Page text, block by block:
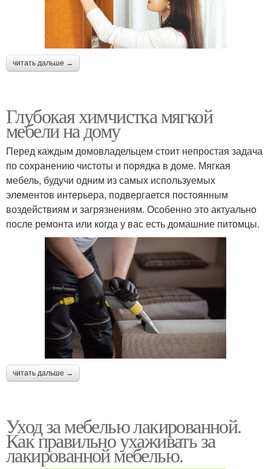
читать дальше →
Глубокая химчистка мягкой
мебели на дому
Перед каждым домовладельцем стоит непростая задача
по сохранению чистоты и порядка в доме. Мягкая
мебель, будучи одним из самых используемых
элементов интерьера, подвергается постоянным
воздействиям и загрязнениям. Особенно это актуально
после ремонта или когда у вас есть домашние питомцы.
читать дальше →
Уход за мебелью лакированной.
Как правильно ухаживать за
лакированной мебелью.